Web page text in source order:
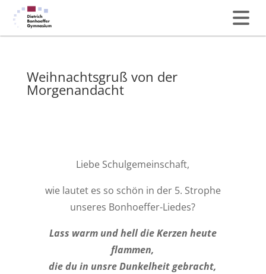
Weihnachtsgruß von der
Morgenandacht
Liebe Schulgemeinschaft,
wie lautet es so schön in der 5. Strophe
unseres Bonhoeffer-Liedes?
Lass warm und hell die Kerzen heute
flammen,
die du in unsre Dunkelheit gebracht,